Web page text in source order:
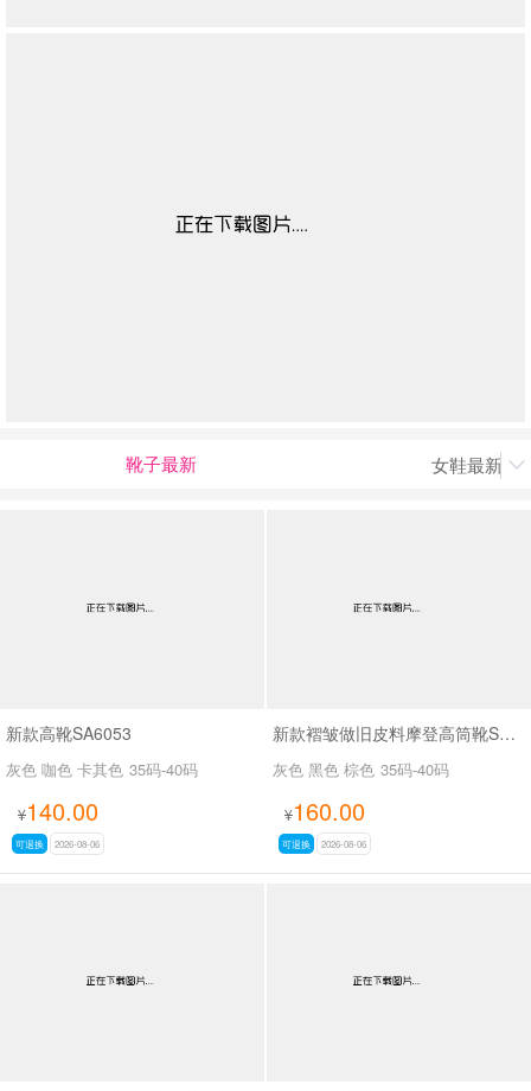
靴子最新 女鞋最新上

新款高靴SA6053
灰色 咖色 卡其色 35码-40码
¥140.00
可退换 2026-08-06
新款褶皱做旧皮料摩登高筒靴SA3061
灰色 黑色 棕色 35码-40码
¥160.00
可退换 2026-08-06